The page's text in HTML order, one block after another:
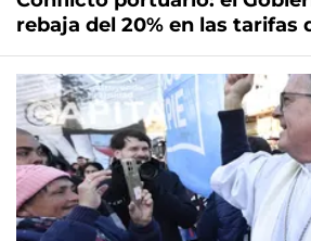
rebaja del 20% en las tarifas